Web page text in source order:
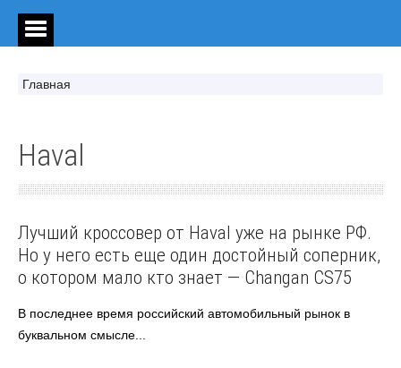
Главная
Haval
Changan
Лучший кроссовер от Haval уже на рынке РФ.
Но у него есть еще один достойный соперник,
о котором мало кто знает — Changan CS75
В последнее время российский автомобильный рынок в
буквальном смысле...